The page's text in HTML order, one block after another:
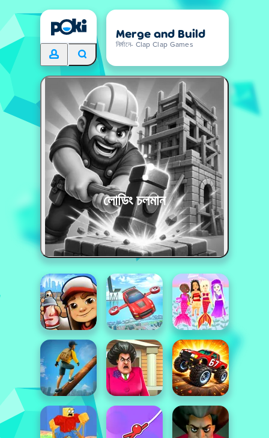
Merge and Build
নির্মানে- Clap Clap Games
লোডিং চলমান